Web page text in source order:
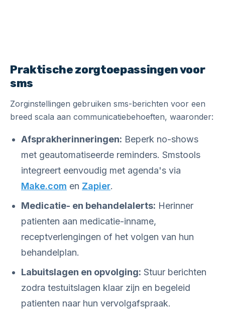
Praktische zorgtoepassingen voor
sms
Zorginstellingen gebruiken sms-berichten voor een
breed scala aan communicatiebehoeften, waaronder:
Afsprakherinneringen: Beperk no-shows
met geautomatiseerde reminders. Smstools
integreert eenvoudig met agenda's via
Make.com en Zapier.
Medicatie- en behandelalerts: Herinner
patienten aan medicatie-inname,
receptverlengingen of het volgen van hun
behandelplan.
Labuitslagen en opvolging: Stuur berichten
zodra testuitslagen klaar zijn en begeleid
patienten naar hun vervolgafspraak.